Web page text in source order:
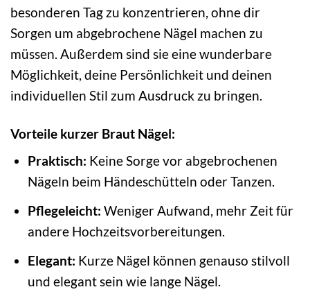
besonderen Tag zu konzentrieren, ohne dir
Sorgen um abgebrochene Nägel machen zu
müssen. Außerdem sind sie eine wunderbare
Möglichkeit, deine Persönlichkeit und deinen
individuellen Stil zum Ausdruck zu bringen.
Vorteile kurzer Braut Nägel:
Praktisch: Keine Sorge vor abgebrochenen
Nägeln beim Händeschütteln oder Tanzen.
Pflegeleicht: Weniger Aufwand, mehr Zeit für
andere Hochzeitsvorbereitungen.
Elegant: Kurze Nägel können genauso stilvoll
und elegant sein wie lange Nägel.